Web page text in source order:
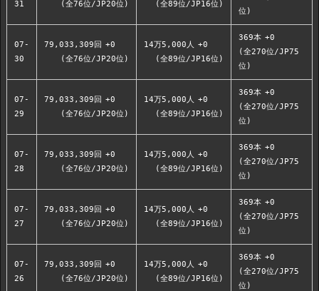
31 (全76位/JP20位) (全89位/JP16位)
位)
07-
30
79,033,309回 +0
(全76位/JP20位)
14万5,000人 +0
(全89位/JP16位)
369本 +0
(全270位/JP75
位)
07-
29
79,033,309回 +0
(全76位/JP20位)
14万5,000人 +0
(全89位/JP16位)
369本 +0
(全270位/JP75
位)
07-
28
79,033,309回 +0
(全76位/JP20位)
14万5,000人 +0
(全89位/JP16位)
369本 +0
(全270位/JP75
位)
07-
27
79,033,309回 +0
(全76位/JP20位)
14万5,000人 +0
(全89位/JP16位)
369本 +0
(全270位/JP75
位)
07-
26
79,033,309回 +0
(全76位/JP20位)
14万5,000人 +0
(全89位/JP16位)
369本 +0
(全270位/JP75
位)